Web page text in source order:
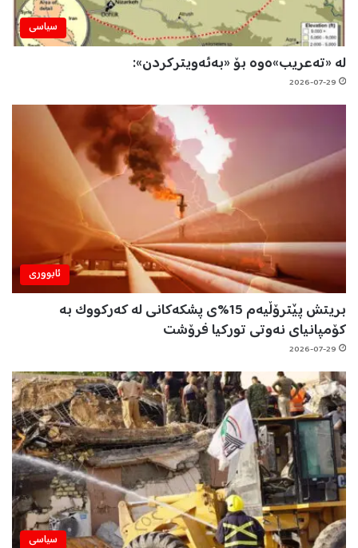
سیاسی
لە «تەعریب»ەوە بۆ «بەئەویترکردن»:
2026-07-29
ئابووری
بریتش پێترۆڵیەم 15%ی پشکەکانی لە کەرکووک بە
کۆمپانیای نەوتی تورکیا فرۆشت
2026-07-29
سیاسی